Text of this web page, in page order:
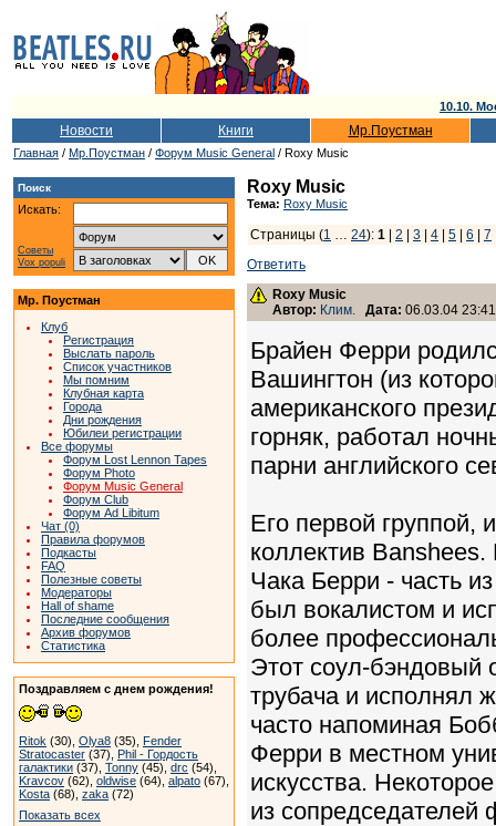
10.10.
Новости Книги Мр.Поустман
Главная / Мр.Поустман / Форум Music General / Roxy Music
Поиск
Искать:
Советы
Vox populi
Мр. Поустман
Клуб
Регистрация
Выслать пароль
Список участников
Мы помним
Клубная карта
Города
Дни рождения
Юбилеи регистрации
Все форумы
Форум Lost Lennon Tapes
Форум Photo
Форум Music General
Форум Club
Форум Ad Libitum
Чат (0)
Правила форумов
Подкасты
FAQ
Полезные советы
Модераторы
Hall of shame
Последние сообщения
Архив форумов
Статистика
Поздравляем с днем рождения!
Ritok (30), Olya8 (35), Fender
Stratocaster (37), Phil - Гордость
галактики (37), Tonny (45), drc (54),
Kravcov (62), oldwise (64), alpato (67),
Kosta (68), zaka (72)
Показать всех
Roxy Music
Тема: Roxy Music
Страницы (1 … 24): 1 2 3 4 5 6 7
Ответить
Roxy Music
Автор: Клим. Дата: 06.03.04
Брайен Ферри
Вашингтон (из
американского
горняк, работал
парни английского
Его первой группой,
коллектив
Чака Берри - часть
был вокалистом и
более
Этот соул-бэндовый
трубача и исполнял
часто напоминая
Ферри в местном
искусства.
из